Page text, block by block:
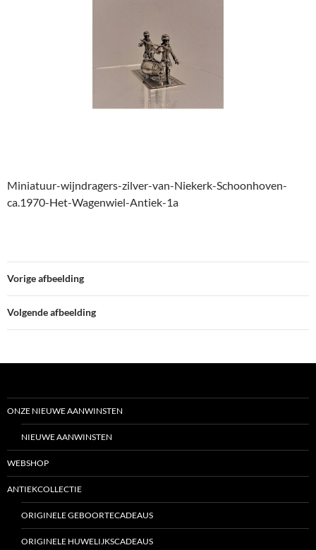
Miniatuur-wijndragers-zilver-van-Niekerk-Schoonhoven-
ca.1970-Het-Wagenwiel-Antiek-1a
Vorige afbeelding
Volgende afbeelding
ONZE NIEUWE AANWINSTEN
NIEUWE AANWINSTEN
WEBSHOP
ANTIEKCOLLECTIE
ORIGINELE GEBOORTECADEAUS
ORIGINELE HUWELIJKSCADEAUS